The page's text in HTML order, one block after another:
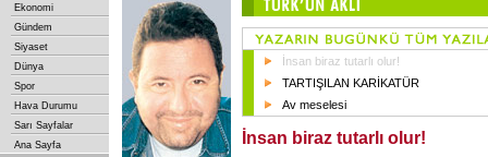
Ekonomi
Gündem
Siyaset
Dünya
Spor
Hava Durumu
Sarı Sayfalar
Ana Sayfa
İnsan biraz tutarlı olur!
TARTIŞILAN KARİKATÜR
Av meselesi
İnsan biraz tutarlı olur!